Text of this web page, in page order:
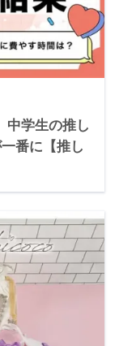
学生の推し
番に【推し